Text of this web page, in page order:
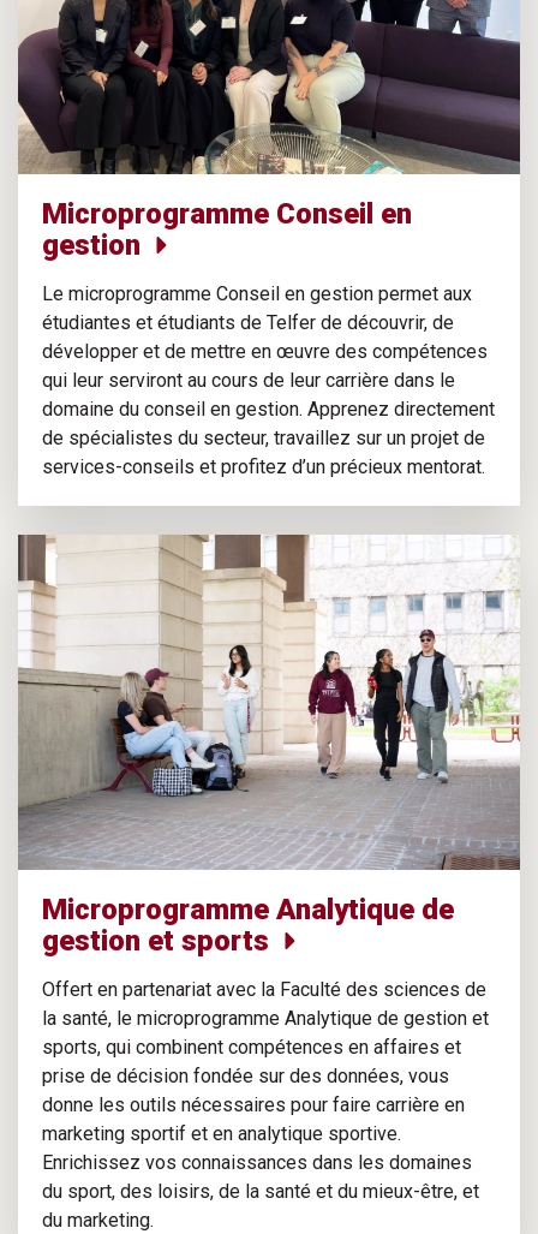
Microprogramme Conseil en
gestion
Le microprogramme Conseil en gestion permet aux
étudiantes et étudiants de Telfer de découvrir, de
développer et de mettre en œuvre des compétences
qui leur serviront au cours de leur carrière dans le
domaine du conseil en gestion. Apprenez directement
de spécialistes du secteur, travaillez sur un projet de
services-conseils et profitez d’un précieux mentorat.
Microprogramme Analytique de
gestion et sports
Offert en partenariat avec la Faculté des sciences de
la santé, le microprogramme Analytique de gestion et
sports, qui combinent compétences en affaires et
prise de décision fondée sur des données, vous
donne les outils nécessaires pour faire carrière en
marketing sportif et en analytique sportive.
Enrichissez vos connaissances dans les domaines
du sport, des loisirs, de la santé et du mieux-être, et
du marketing.